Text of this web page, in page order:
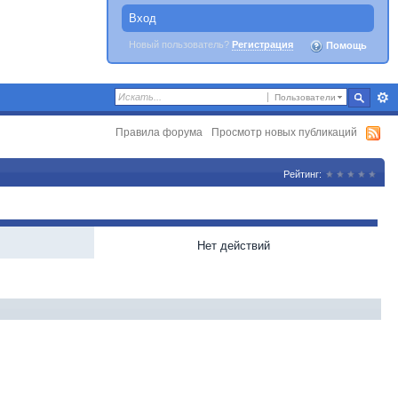
Вход
Новый пользователь? Регистрация Помощь
Пользователи
Правила форума Просмотр новых публикаций
Рейтинг:
Нет действий